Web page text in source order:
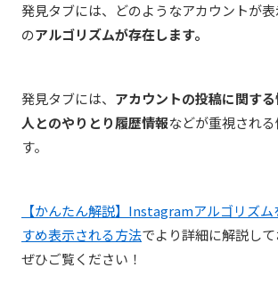
発見タブには、どのようなアカウントが
のアルゴリズムが存在します。
発見タブには、 アカウントの投稿に関す
人とのやりとり履歴情報などが重視され
す。
【かんたん解説】Instagramアルゴリズ
すめ表示される方法でより詳細に解説して
ぜひご覧ください！